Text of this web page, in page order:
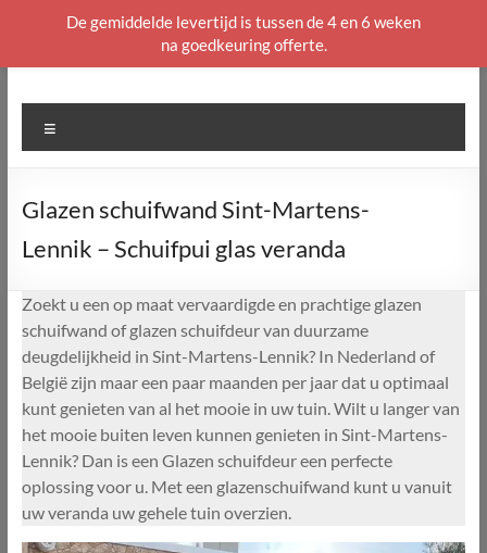
naar
Glazen schuifwand Sint-Martens-
Lennik – Schuifpui glas veranda
Zoekt u een op maat vervaardigde en prachtige glazen
schuifwand of glazen schuifdeur van duurzame
deugdelijkheid in Sint-Martens-Lennik? In Nederland of
België zijn maar een paar maanden per jaar dat u optimaal
kunt genieten van al het mooie in uw tuin. Wilt u langer van
het mooie buiten leven kunnen genieten in Sint-Martens-
Lennik? Dan is een Glazen schuifdeur een perfecte
oplossing voor u. Met een glazenschuifwand kunt u vanuit
uw veranda uw gehele tuin overzien.
De gemiddelde levertijd is tussen de 4 en 6 weken
na goedkeuring offerte.